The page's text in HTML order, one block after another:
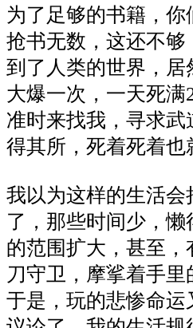
为了足够的书籍，
抢书无数，这还不
到了人类的世界，
大爆一次，一天死
准时来找我，寻求
得其所，死着死着也
我以为这样的生活会
了，那些时间少，
的范围扩大，甚至
刀守卫，摩挲着手
于是，玩的悲惨命